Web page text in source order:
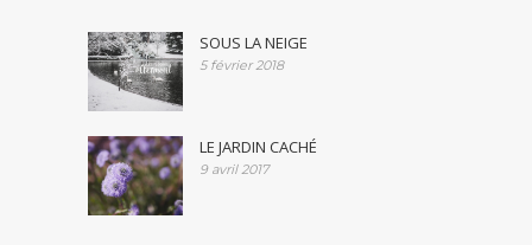
SOUS LA NEIGE
5 février 2018
LE JARDIN CACHÉ
9 avril 2017